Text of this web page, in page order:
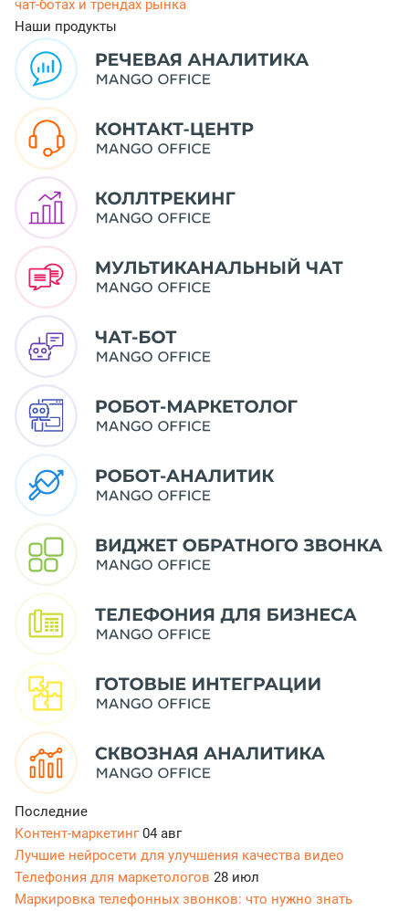
чат-ботах и трендах рынка
Наши продукты
Последние
Контент-маркетинг04 авг
Лучшие нейросети для улучшения качества видео
Телефония для маркетологов 28 июл
Маркировка телефонных звонков: что нужно знать